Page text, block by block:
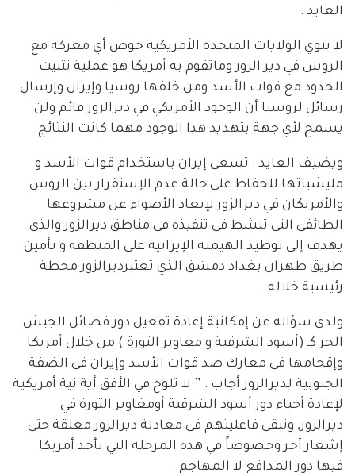
العايد :
لا تنوي الولايات المتحدة الأمريكية خوض أي معركة مع
الروس في دير الزور وماتقوم به أمريكا هو عملية تثبيت
الحدود مع قوات الأسد ومن خلفها روسيا وإيران وإرسال
رسائل لروسيا أن الوجود الأمريكي في ديرالزور قائم ولن
يسمح لأي جهة بتهديد هذا الوجود مهما كانت النتائج.
ويضيف العايد : تسعى إيران باستخدام قوات الأسد و
مليشياتها للحفاظ على حالة عدم الإستقرار بين الروس
والأمريكان في ديرالزور لإبعاد الأضواء عن مشروعها
الطائفي التي تنشط في تنفيذه في مناطق ديرالزور والذي
يهدف إلى توطيد الهيمنة الإيرانية على المنطقة و تأمين
طريق طهران بغداد دمشق الذي تعتبرديرالزور محطة
رئيسية خلاله.
ولدى سؤاله عن إمكانية إعادة تفعيل دور فصائل الجيش
الحر كـ (أسود الشرقية و مغاوير الثورة ) من خلال أمريكا
وإقحامها في معارك ضد قوات الأسد وإيران في الضفة
الجنوبية لديرالزور أجاب : ” لا تلوح في الأفق أية نية أمريكية
لإعادة أحياء دور أسود الشرقية أومغاوير الثورة في
ديرالزور, وتبقى فاعليتهم في معادلة ديرالزور معلقة حتى
إشعار آخر وخصوصاً في هذه المرحلة التي تأخذ أمريكا
فيها دور المدافع لا المهاجم.